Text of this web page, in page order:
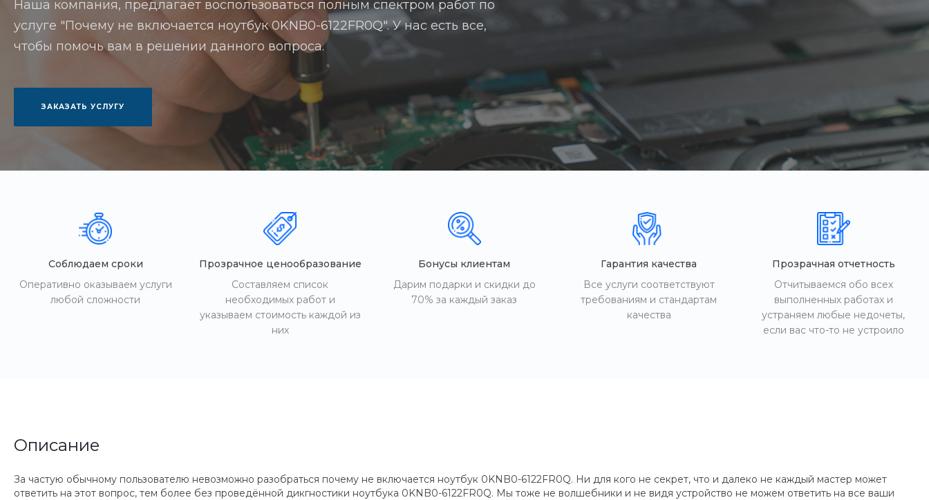
Наша компания, предлагает воспользоваться полным спектром работ по
услуге "Почему не включается ноутбук 0KNB0-6122FR0Q". У нас есть все,
чтобы помочь вам в решении данного вопроса.
ЗАКАЗАТЬ УСЛУГУ
Соблюдаем сроки
Оперативно оказываем услуги
любой сложности
Прозрачное ценообразование
Составляем список
необходимых работ и
указываем стоимость каждой из
них
Бонусы клиентам
Дарим подарки и скидки до
70% за каждый заказ
Гарантия качества
Все услуги соответствуют
требованиям и стандартам
качества
Прозрачная отчетность
Отчитываемся обо всех
выполненных работах и
устраняем любые недочеты,
если вас что-то не устроило
Описание
За частую обычному пользователю невозможно разобраться почему не включается ноутбук 0KNB0-6122FR0Q. Ни для кого не секрет, что и далеко не каждый мастер может
ответить на этот вопрос, тем более без проведённой дикгностики ноутбука 0KNB0-6122FR0Q. Мы тоже не волшебники и не видя устройство не можем ответить на все ваши